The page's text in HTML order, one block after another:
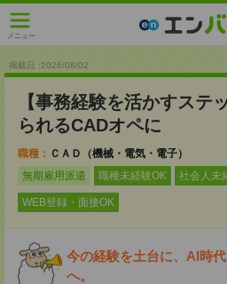
メニュー
掲載日 :2026/08/02
【事務経験を活かすステ
られるCADオペに
職種： ＣＡＤ（機械・電気・電子）
無期雇用派遣
職種未経験OK 社会人未
WEB登録・面接OK
今の経験を土台に、AI時
へ。